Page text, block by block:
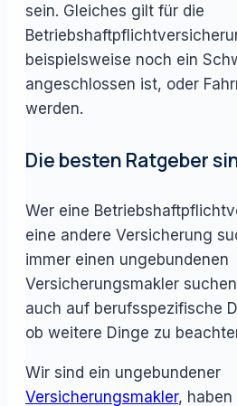
sein. Gleiches gilt für die
beispielsweise noch ein
angeschlossen ist, oder
werden.
Die besten Ratgeber
Wer eine
eine andere Versicherung
immer einen ungebundenen
Versicherungsmakler
auch auf berufsspezifische
ob weitere Dinge zu
Wir sind ein ungebundener
Versicherungsmakler, haben